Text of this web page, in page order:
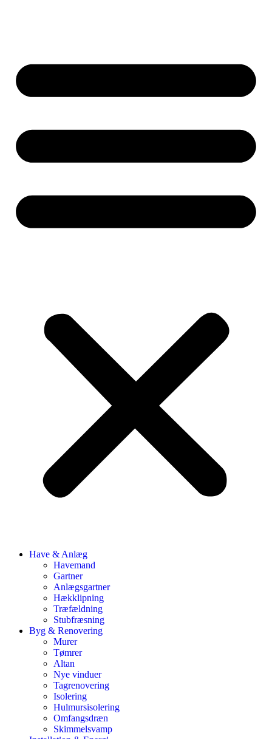
Have & Anlæg
Havemand
Gartner
Anlægsgartner
Hækklipning
Træfældning
Stubfræsning
Byg & Renovering
Murer
Tømrer
Altan
Nye vinduer
Tagrenovering
Isolering
Hulmursisolering
Omfangsdræn
Skimmelsvamp